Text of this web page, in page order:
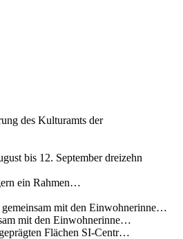
des Kulturamts der
bis 12. September dreizehn
ein Rahmen…
gemeinsam mit den Einwohnerinne…
mit den Einwohnerinne…
Flächen SI-Centr…